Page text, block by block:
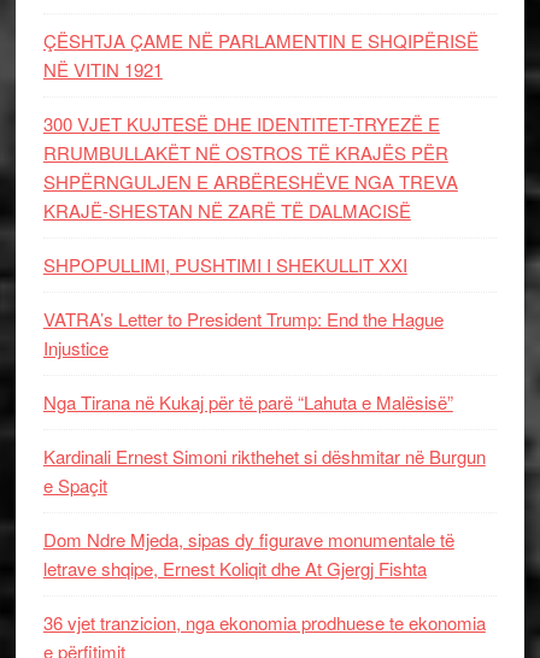
ÇËSHTJA ÇAME NË PARLAMENTIN E SHQIPËRISË
NË VITIN 1921
300 VJET KUJTESË DHE IDENTITET-TRYEZË E
RRUMBULLAKËT NË OSTROS TË KRAJËS PËR
SHPËRNGULJEN E ARBËRESHËVE NGA TREVA
KRAJË-SHESTAN NË ZARË TË DALMACISË
SHPOPULLIMI, PUSHTIMI I SHEKULLIT XXI
VATRA’s Letter to President Trump: End the Hague
Injustice
Nga Tirana në Kukaj për të parë “Lahuta e Malësisë”
Kardinali Ernest Simoni rikthehet si dëshmitar në Burgun
e Spaçit
Dom Ndre Mjeda, sipas dy figurave monumentale të
letrave shqipe, Ernest Koliqit dhe At Gjergj Fishta
36 vjet tranzicion, nga ekonomia prodhuese te ekonomia
e përfitimit